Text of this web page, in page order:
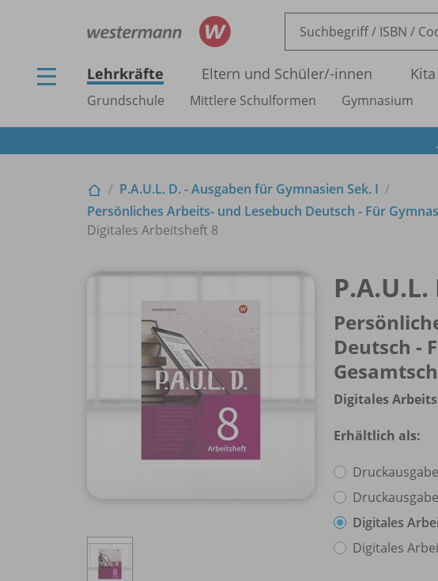
Lehrkräfte Eltern und Schüler/-innen Kita
Grundschule Mittlere Schulformen Gymnasium
P.A.U.L. D. - Ausgaben für Gymnasien Sek. I
Persönliches Arbeits- und Lesebuch Deutsch - Für
Digitales Arbeitsheft 8
P.A.U.L.
Deutsch -
Digitales
Erhältlich als:
Digitales
Digitales